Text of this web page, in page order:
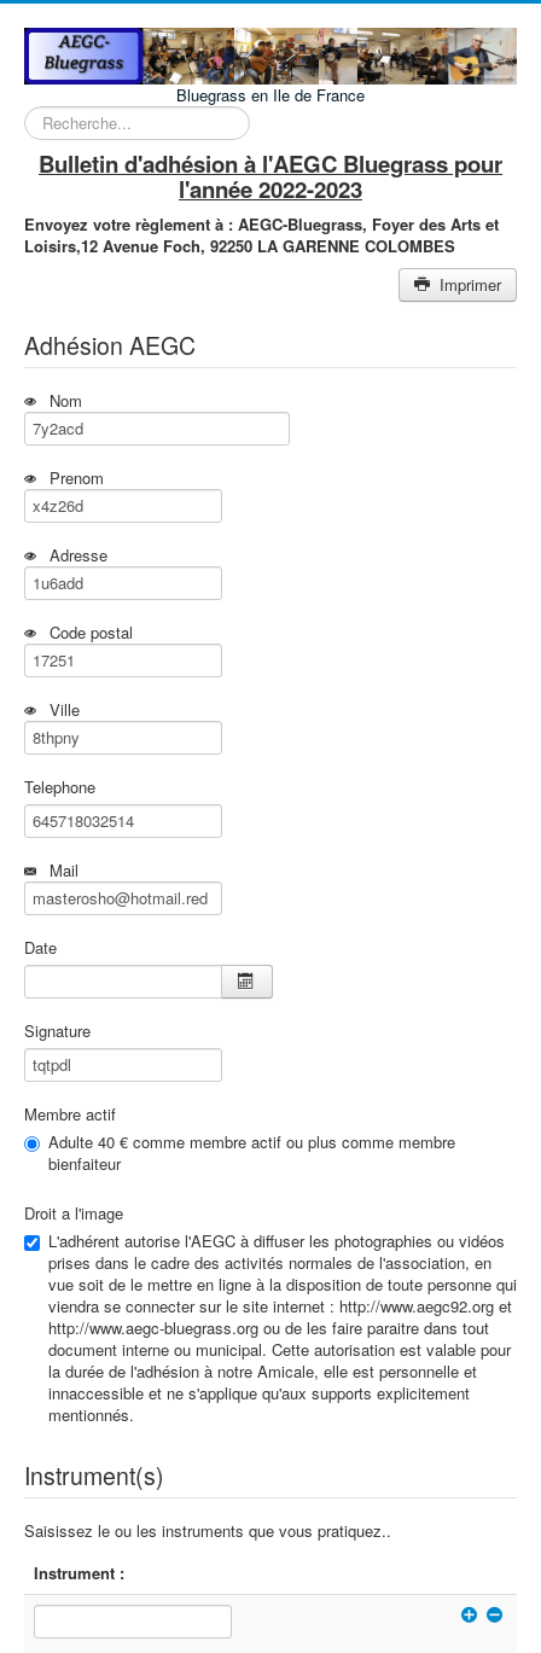
Bluegrass en Ile de France
Rechercher
Bulletin d'adhésion à l'AEGC Bluegrass pour
l'année 2022-2023
Envoyez votre règlement à : AEGC-Bluegrass, Foyer des Arts et
Loisirs,12 Avenue Foch, 92250 LA GARENNE COLOMBES
Imprimer
Adhésion AEGC
Nom
Prenom
Adresse
Code postal
Ville
Telephone
Mail
Date
Signature
Membre actif
Adulte 40 € comme membre actif ou plus comme membre
bienfaiteur
Droit a l'image
L'adhérent autorise l'AEGC à diffuser les photographies ou vidéos
prises dans le cadre des activités normales de l'association, en
vue soit de le mettre en ligne à la disposition de toute personne qui
viendra se connecter sur le site internet : http://www.aegc92.org et
http://www.aegc-bluegrass.org ou de les faire paraitre dans tout
document interne ou municipal. Cette autorisation est valable pour
la durée de l'adhésion à notre Amicale, elle est personnelle et
innaccessible et ne s'applique qu'aux supports explicitement
mentionnés.
Instrument(s)
Saisissez le ou les instruments que vous pratiquez..
Instrument :